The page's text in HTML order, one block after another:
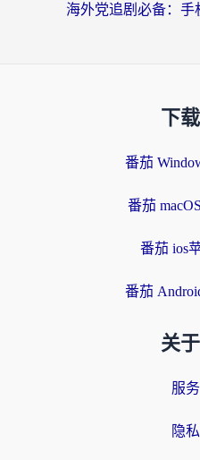
下
番茄
番茄
番茄 ios
番茄
关
服
隐